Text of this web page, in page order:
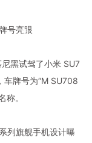
号亮眼
黑试驾了小米 SU7
车牌号为“M SU708
称。
列旗舰手机设计曝